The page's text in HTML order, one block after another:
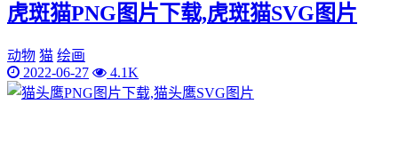
虎斑猫PNG图片下载,虎斑猫SVG图片
动物 猫 绘画
2022-06-27
4.1K